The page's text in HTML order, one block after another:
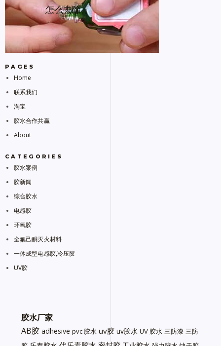
怎么去除
PAGES
Home
联系我们
淘宝
胶水合作共赢
About
CATEGORIES
胶水案例
胶新闻
综合胶水
电感胶
环氧胶
全氟己酮灭火材料
一体成型电感胶,冷压胶
UV胶
胶水厂家
AB胶 adhesive pvc 胶水 uv胶 uv胶水 UV 胶水 三防漆 三防